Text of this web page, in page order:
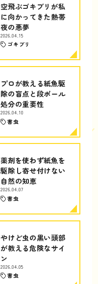
空飛ぶゴキブリが私
に向かってきた熱帯
夜の悪夢
2026.04.15
ゴキブリ
プロが教える紙魚駆
除の盲点と段ボール
処分の重要性
2026.04.10
害虫
薬剤を使わず紙魚を
駆除し寄せ付けない
自然の知恵
2026.04.07
害虫
やけど虫の黒い頭部
が教える危険なサイ
ン
2026.04.05
害虫